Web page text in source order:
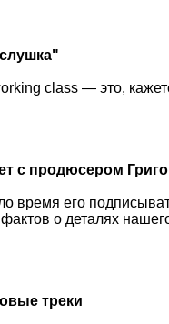
class — это,
с продюсером
время его
о деталях
треки